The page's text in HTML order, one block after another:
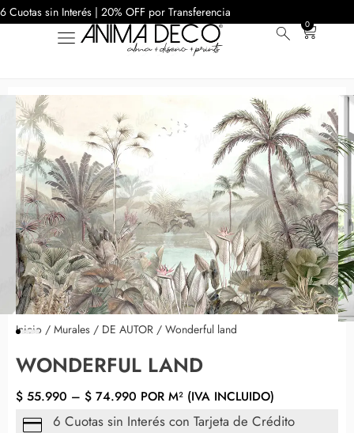
6 Cuotas sin Interés | 20% OFF por Transferencia
0
Inicio / Murales / DE AUTOR / Wonderful land
WONDERFUL LAND
$ 55.990 – $ 74.990 POR M² (IVA INCLUIDO)
6 Cuotas sin Interés con Tarjeta de Crédito